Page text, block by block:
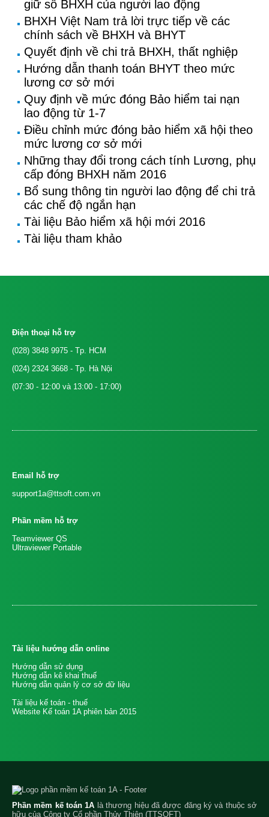
giữ sổ BHXH của người lao động
BHXH Việt Nam trả lời trực tiếp về các
chính sách về BHXH và BHYT
Quyết định về chi trả BHXH, thất nghiệp
Hướng dẫn thanh toán BHYT theo mức
lương cơ sở mới
Quy định về mức đóng Bảo hiểm tai nạn
lao động từ 1-7
Điều chỉnh mức đóng bảo hiểm xã hội theo
mức lương cơ sở mới
Những thay đổi trong cách tính Lương, phụ
cấp đóng BHXH năm 2016
Bổ sung thông tin người lao động để chi trả
các chế độ ngắn hạn
Tài liệu Bảo hiểm xã hội mới 2016
Tài liệu tham khảo
Điện thoại hỗ trợ
(028) 3848 9975 - Tp. HCM
(024) 2324 3668 - Tp. Hà Nội
(07:30 - 12:00 và 13:00 - 17:00)
Email hỗ trợ
support1a@ttsoft.com.vn
Phần mềm hỗ trợ
Teamviewer QS
Ultraviewer Portable
Tài liệu hướng dẫn online
Hướng dẫn sử dụng
Hướng dẫn kê khai thuế
Hướng dẫn quản lý cơ sở dữ liệu
Tài liệu kế toán - thuế
Website Kế toán 1A phiên bản 2015
Phần mềm kế toán 1A là thương hiệu đã được đăng ký và thuộc sở
hữu của Công ty Cổ phần Thủy Thiên (TTSOFT)